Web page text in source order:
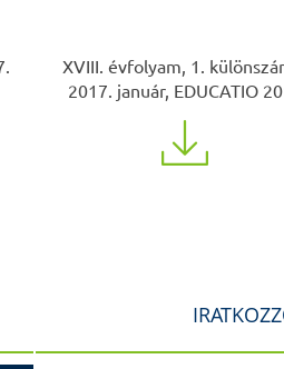
Asklepios
Az utolsó
Nachruf 26
XVIII. évfolyam, 1.
2017. január, EDUCATIO